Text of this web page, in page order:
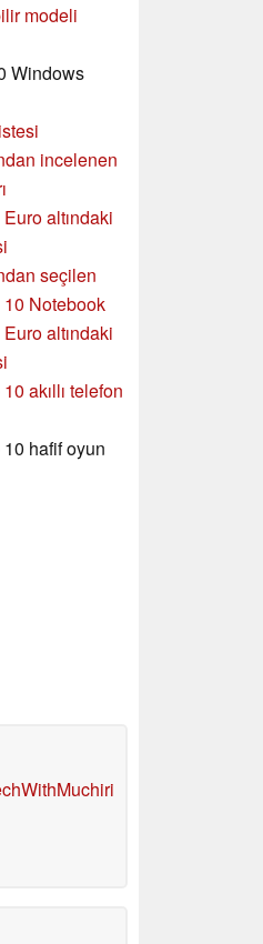
modeli
Windows
incelenen
altındaki
seçilen
Notebook
altındaki
akıllı telefon
hafif oyun